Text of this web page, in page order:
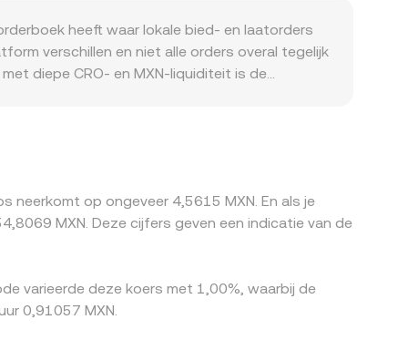
pool benadert de prijs de verhouding van
orderboek, de diepte van bied en laat, VWAP
die je ziet.
heeft waar lokale bied- en laatorders
verschillen en niet alle orders overal tegelijk
diepe CRO‑ en MXN‑liquiditeit is de
neerkomt op ongeveer 4,5615 MXN. En als je
MXN. Deze cijfers geven een indicatie van de
varieerde deze koers met 1,00%, waarbij de
0,91057 MXN.